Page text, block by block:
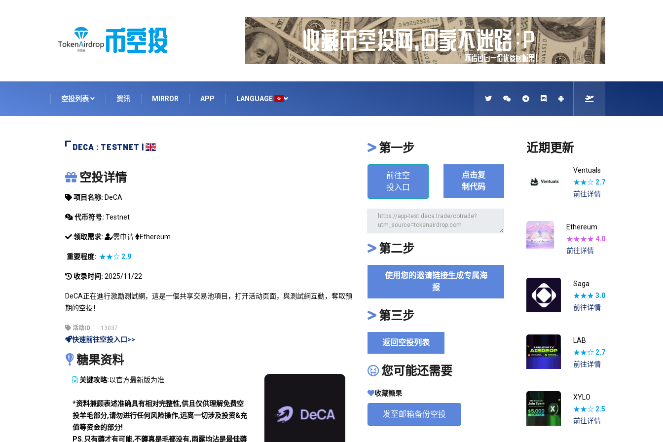
空投列表 资讯 MIRROR APP LANGUAGE
DECA : TESTNET |
DECA
空投详情
项目名称: DeCA
代币符号: Testnet
领取需求: 需申请 Ethereum
重要程度: ★★☆ 2.9
收录时间: 2025/11/22
DeCA正在進行激勵測試網，這是一個共享交易池項目，打开活动页面，與測試網互動，奪取預
期的空投！
活动ID 13037
快速前往空投入口>>
糖果资料
关键攻略:以官方最新版为准
*资料兼顾表述准确具有相对完整性,供且仅供理解免费空
投羊毛部分,请勿进行任何风险操作,远离一切涉及投资&充
值等资金的部分!
PS.只有薅才有可能,不薅真是毛都没有,雨露均沾是最佳薅
第一步
前往空
投入口
点击复
制代码
第二步
使用您的邀请链接生成专属海
报
第三步
返回空投列表
您可能还需要
收藏糖果
发至邮箱备份空投
近期更新
Ventuals
★★☆ 2.7
前往详情
Ethereum
★★★★ 4.0
前往详情
Saga
★★★3.0
前往详情
LAB
★★☆ 2.7
前往详情
XYLO
★★☆ 2.5
前往详情